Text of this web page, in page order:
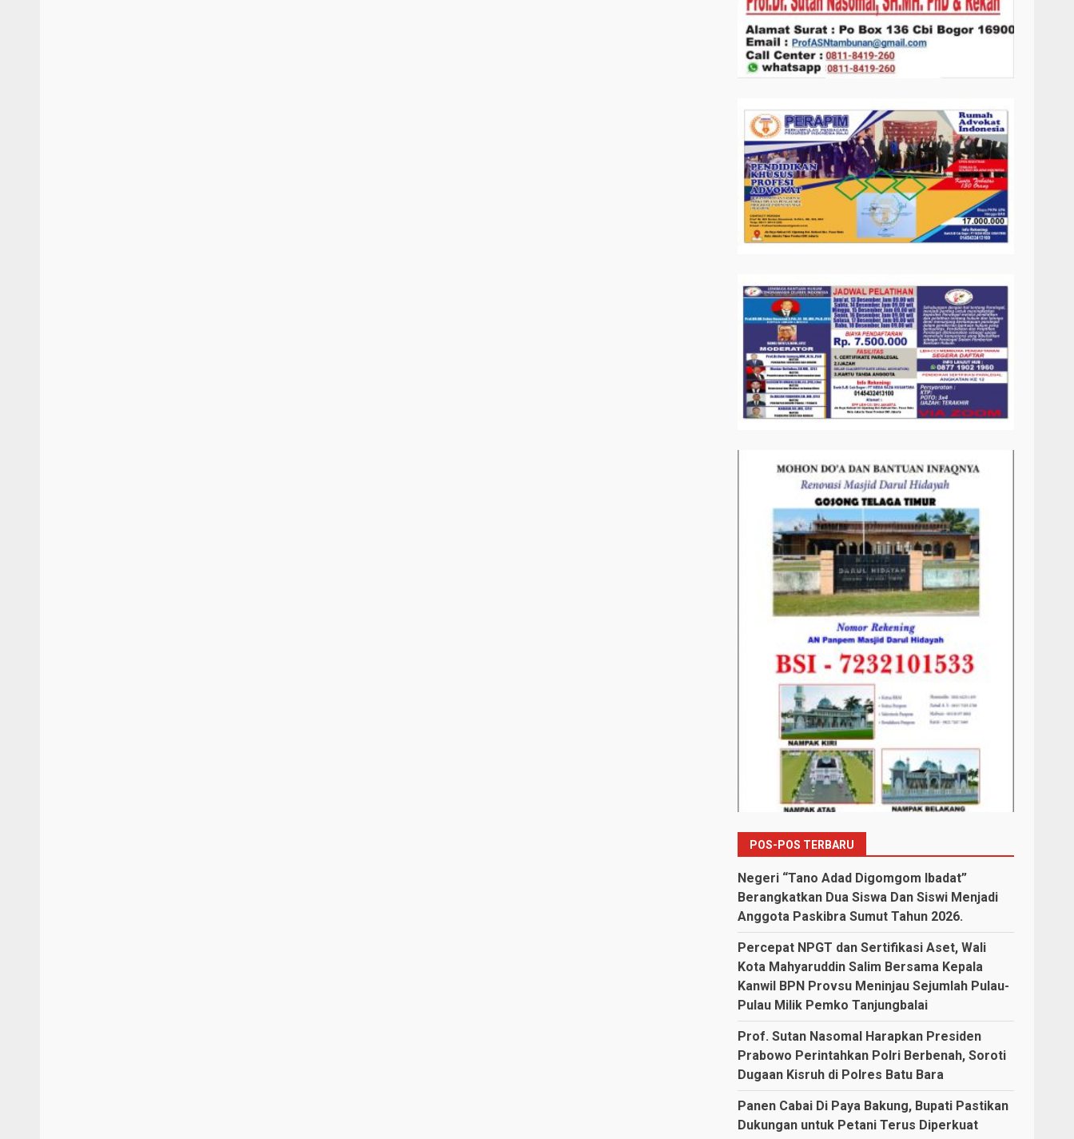
POS-POS TERBARU
Negeri “Tano Adad Digomgom Ibadat”
Berangkatkan Dua Siswa Dan Siswi Menjadi
Anggota Paskibra Sumut Tahun 2026.
Percepat NPGT dan Sertifikasi Aset, Wali
Kota Mahyaruddin Salim Bersama Kepala
Kanwil BPN Provsu Meninjau Sejumlah Pulau-
Pulau Milik Pemko Tanjungbalai
Prof. Sutan Nasomal Harapkan Presiden
Prabowo Perintahkan Polri Berbenah, Soroti
Dugaan Kisruh di Polres Batu Bara
Panen Cabai Di Paya Bakung, Bupati Pastikan
Dukungan untuk Petani Terus Diperkuat